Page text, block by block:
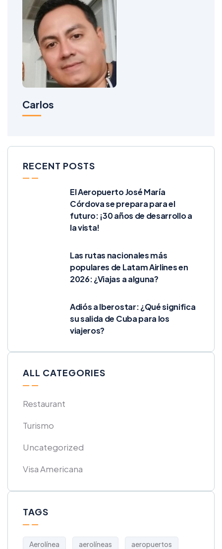
Carlos
RECENT POSTS
El Aeropuerto José María
Córdova se prepara para el
futuro: ¡30 años de desarrollo a
la vista!
Las rutas nacionales más
populares de Latam Airlines en
2026: ¿Viajas a alguna?
Adiós a Iberostar: ¿Qué significa
su salida de Cuba para los
viajeros?
ALL CATEGORIES
Restaurant
Turismo
Uncategorized
Visa Americana
TAGS
Aerolínea aerolíneas aeropuertos